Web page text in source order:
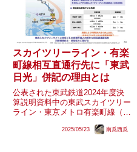
スカイツリーライン・有楽
町線相互直通行先に「東武
日光」併記の理由とは
公表された東武鉄道2024年度決
算説明資料中の東武スカイツリー
ライン・東京メトロ有楽町線（豊
に「久喜・南栗橋・東武日光」が
2025/05/23 南瓜西瓜